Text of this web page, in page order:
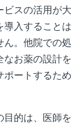
スの活用が
入すること
。他院での
なお薬の設計
ートするた
目的は、医師